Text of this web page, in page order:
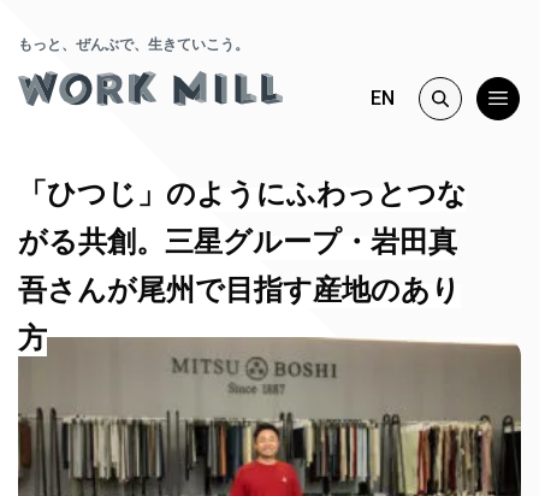
もっと、ぜんぶで、生きていこう。
EN
「ひつじ」のようにふわっとつな
がる共創。三星グループ・岩田真
吾さんが尾州で目指す産地のあり
方